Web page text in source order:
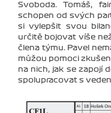
Svoboda. Tomáš,
schopen od svých
si vylepšit svou
určitě bojovat víše
člena týmu. Pavel
můžou pomoci
na nich, jak se zapojí
spolupracovat s